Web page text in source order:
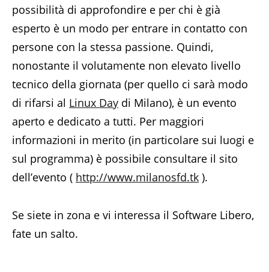
possibilità di approfondire e per chi è già
esperto è un modo per entrare in contatto con
persone con la stessa passione. Quindi,
nonostante il volutamente non elevato livello
tecnico della giornata (per quello ci sarà modo
di rifarsi al Linux Day di Milano), è un evento
aperto e dedicato a tutti. Per maggiori
informazioni in merito (in particolare sui luogi e
sul programma) è possibile consultare il sito
dell’evento ( http://www.milanosfd.tk ).
Se siete in zona e vi interessa il Software Libero,
fate un salto.